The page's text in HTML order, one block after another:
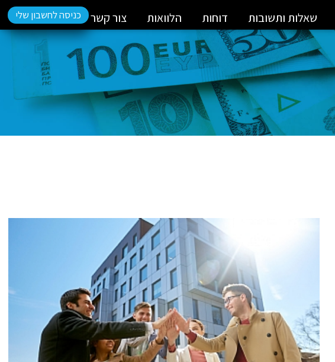
כניסה לחשבון שלי שאלות ותשובות דוחות הלוואות צור קשר